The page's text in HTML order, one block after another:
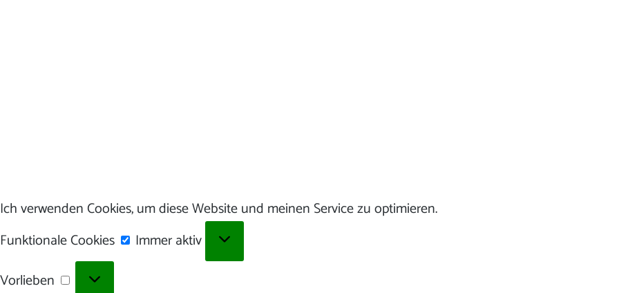
Ich verwenden Cookies, um diese Website und meinen Service zu optimieren.
Funktionale Cookies
Funktionale
Immer aktiv
Vorlieben
Vorlieben